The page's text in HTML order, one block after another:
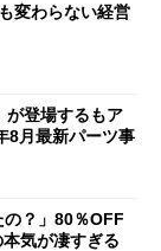
変わらない経営
登場するもア
月最新パーツ事
の？」80％OFF
気が凄すぎる